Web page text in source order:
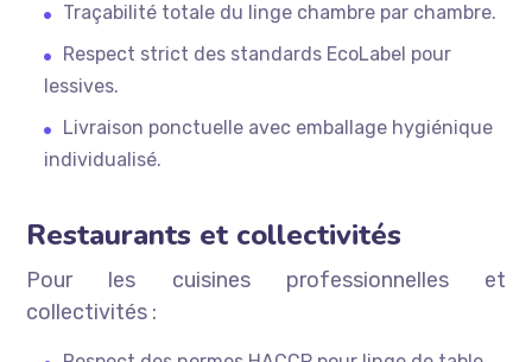
Traçabilité totale du linge chambre par chambre.
Respect strict des standards EcoLabel pour
lessives.
Livraison ponctuelle avec emballage hygiénique
individualisé.
Restaurants et collectivités
Pour les cuisines professionnelles et
collectivités :